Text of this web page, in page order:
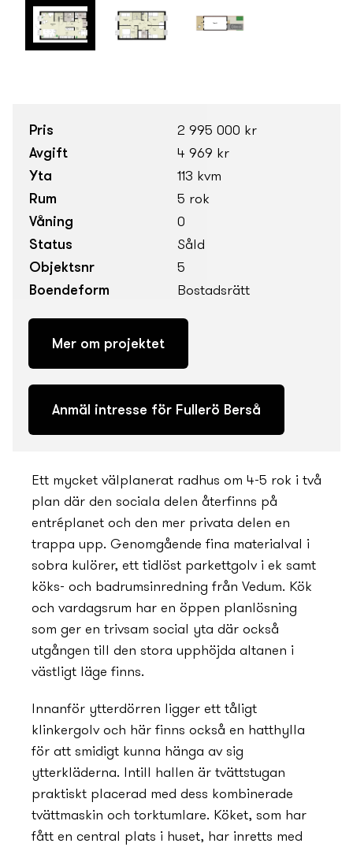
Pris
2 995 000 kr
Avgift
4 969 kr
Yta
113 kvm
Rum
5 rok
Våning
0
Status
Såld
Objektsnr
5
Boendeform
Bostadsrätt
Mer om projektet
Anmäl intresse för Fullerö Berså
Ett mycket välplanerat radhus om 4-5 rok i två
plan där den sociala delen återfinns på
entréplanet och den mer privata delen en
trappa upp. Genomgående fina materialval i
sobra kulörer, ett tidlöst parkettgolv i ek samt
köks- och badrumsinredning från Vedum. Kök
och vardagsrum har en öppen planlösning
som ger en trivsam social yta där också
utgången till den stora upphöjda altanen i
västligt läge finns.
Innanför ytterdörren ligger ett tåligt
klinkergolv och här finns också en hatthylla
för att smidigt kunna hänga av sig
ytterkläderna. Intill hallen är tvättstugan
praktiskt placerad med dess kombinerade
tvättmaskin och torktumlare. Köket, som har
fått en central plats i huset, har inretts med